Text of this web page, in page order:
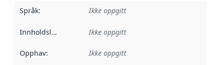
Språk: Ikke oppgitt
Innholdsleverandører :
Ikke oppgitt
Opphav: Ikke oppgitt